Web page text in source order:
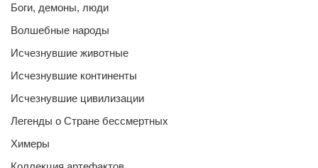
Боги, демоны, люди
Волшебные народы
Исчезнувшие животные
Исчезнувшие континенты
Исчезнувшие цивилизации
Легенды о Стране бессмертных
Химеры